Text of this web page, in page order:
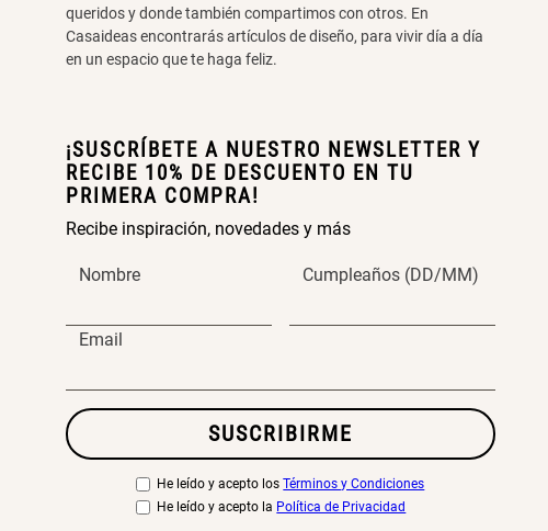
queridos y donde también compartimos con otros. En
Casaideas encontrarás artículos de diseño, para vivir día a día
en un espacio que te haga feliz.
¡SUSCRÍBETE A NUESTRO NEWSLETTER Y
RECIBE 10% DE DESCUENTO EN TU
PRIMERA COMPRA!
Recibe inspiración, novedades y más
Nombre Cumpleaños (DD/MM)
Email
SUSCRIBIRME
He leído y acepto los Términos y Condiciones
He leído y acepto la Política de Privacidad